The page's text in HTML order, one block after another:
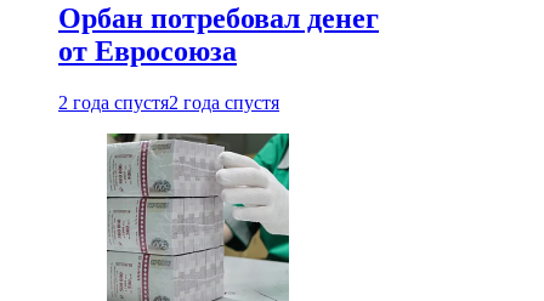
Орбан потребовал денег
от Евросоюза
2 года спустя2 года спустя